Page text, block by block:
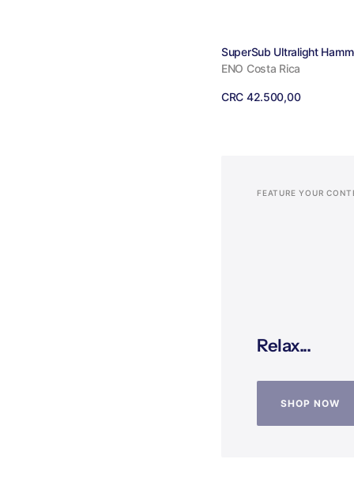
SuperSub Ultralight
Proveedor:
ENO Costa Rica
Precio
CRC 42.500,00
FEATURE YOUR
Relax...
SHOP NOW